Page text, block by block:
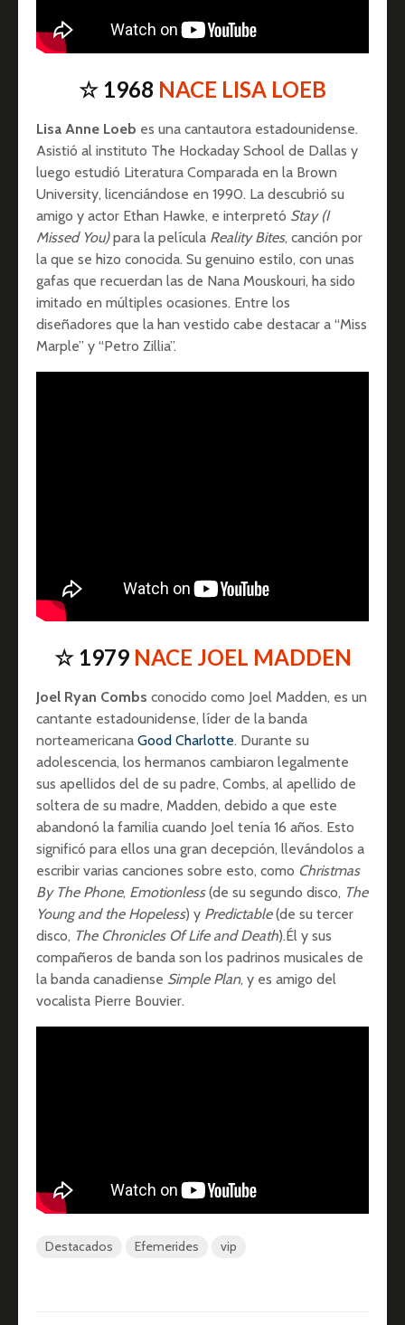
☆ 1968 NACE LISA LOEB
Lisa Anne Loeb es una cantautora estadounidense.
Asistió al instituto The Hockaday School de Dallas y
luego estudió Literatura Comparada en la Brown
University, licenciándose en 1990. La descubrió su
amigo y actor Ethan Hawke, e interpretó Stay (I
Missed You)para la película Reality Bites, canción por
la que se hizo conocida. Su genuino estilo, con unas
gafas que recuerdan las de Nana Mouskouri, ha sido
imitado en múltiples ocasiones. Entre los
diseñadores que la han vestido cabe destacar a “Miss
Marple” y “Petro Zillia”.
☆ 1979 NACE JOEL MADDEN
Joel Ryan Combs conocido como Joel Madden, es un
cantante estadounidense, líder de la banda
norteamericana Good Charlotte. Durante su
adolescencia, los hermanos cambiaron legalmente
sus apellidos del de su padre, Combs, al apellido de
soltera de su madre, Madden, debido a que este
abandonó la familia cuando Joel tenía 16 años. Esto
significó para ellos una gran decepción, llevándolos a
escribir varias canciones sobre esto, como Christmas
By The Phone, Emotionless(de su segundo disco, The
Young and the Hopeless) y Predictable(de su tercer
disco, The Chronicles Of Life and Death).Él y sus
compañeros de banda son los padrinos musicales de
la banda canadiense Simple Plan, y es amigo del
vocalista Pierre Bouvier.
Destacados Efemerides vip